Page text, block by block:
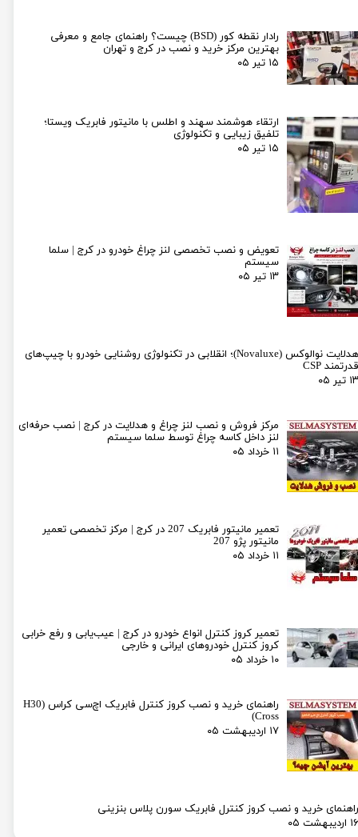
رادار نقطه کور (BSD) چیست؟ راهنمای جامع و معرفی
بهترین مرکز خرید و نصب در کرج و تهران
۱۵ تیر ۰۵
ارتقاء هوشمند سهند و اطلس با مانیتور فابریک ویستا؛
تلفیق زیبایی و تکنولوژی
۱۵ تیر ۰۵
تعویض و نصب تخصصی لنز چراغ خودرو در کرج | سلما
سیستم
۱۳ تیر ۰۵
هدلایت نوالوکس (Novaluxe)؛ انقلابی در تکنولوژی روشنایی خودرو با چیپ‌های
قدرتمند CSP
۱۳ تیر ۰۵
مرکز فروش و نصب لنز چراغ و هدلایت در کرج | نصب حرفه‌ای
لنز داخل کاسه چراغ توسط سلما سیستم
۱۱ خرداد ۰۵
تعمیر مانیتور فابریک 207 در کرج | مرکز تخصصی تعمیر
مانیتور پژو 207
۱۱ خرداد ۰۵
تعمیر کروز کنترل انواع خودرو در کرج | عیب‌یابی و رفع خرابی
کروز کنترل خودروهای ایرانی و خارجی
۱۰ خرداد ۰۵
راهنمای خرید و نصب کروز کنترل فابریک اچ‌سی کراس (H30
Cross)
۱۷ اردیبهشت ۰۵
راهنمای خرید و نصب کروز کنترل فابریک سورن پلاس بنزینی
۱۶ اردیبهشت ۰۵